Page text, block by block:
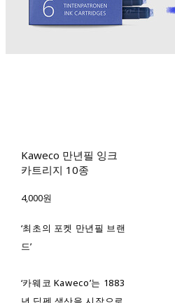
Kaweco 만년필 잉크
카트리지 10종
4,000원
‘최초의 포켓 만년필 브랜
드’
‘카웨코 Kaweco’는 1883